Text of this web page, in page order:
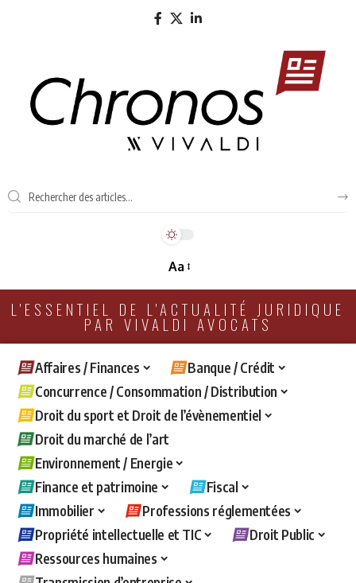
Aa
L'ESSENTIEL DE L'ACTUALITÉ JURIDIQUE
PAR VIVALDI AVOCATS
Affaires / Finances
Banque / Crédit
Concurrence / Consommation / Distribution
Droit du sport et Droit de l’évènementiel
Droit du marché de l’art
Environnement / Energie
Finance et patrimoine
Fiscal
Immobilier
Professions réglementées
Propriété intellectuelle et TIC
Droit Public
Ressources humaines